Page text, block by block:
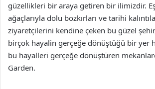
güzellikleri bir araya getiren bir ilimizdir.
ağaçlarıyla dolu bozkırları ve tarihi
ziyaretçilerini kendine çeken bu güzel
birçok hayalin gerçeğe dönüştüğü bir yer
bu hayalleri gerçeğe dönüştüren
Garden.